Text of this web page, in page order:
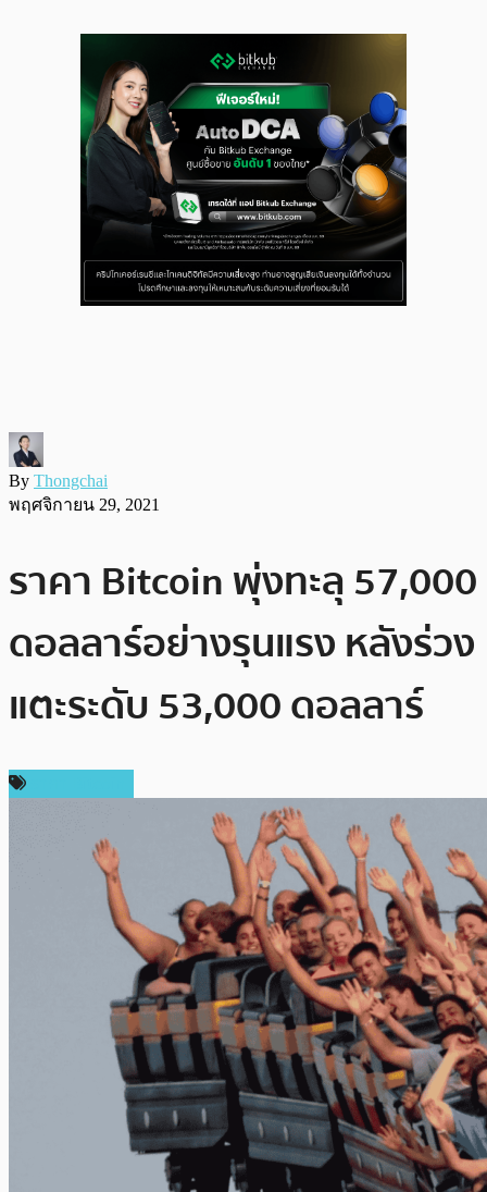
By Thongchai
พฤศจิกายน 29, 2021
ราคา Bitcoin พุ่งทะลุ 57,000
ดอลลาร์อย่างรุนแรง หลังร่วง
แตะระดับ 53,000 ดอลลาร์